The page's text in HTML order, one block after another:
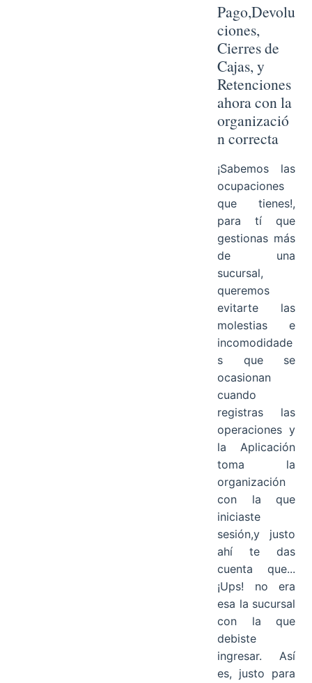
Pago,Devolu
ciones,
Cierres de
Cajas, y
Retenciones
ahora con la
organizació
n correcta
¡Sabemos las
ocupaciones
que tienes!,
para tí que
gestionas más
de una
sucursal,
queremos
evitarte las
molestias e
incomodidade
s que se
ocasionan
cuando
registras las
operaciones y
la Aplicación
toma la
organización
con la que
iniciaste
sesión,y justo
ahí te das
cuenta que...
¡Ups! no era
esa la sucursal
con la que
debiste
ingresar. Así
es, justo para